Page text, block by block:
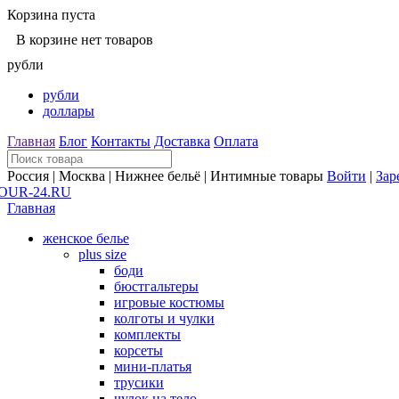
Корзина пуста
В корзине нет товаров
рубли
рубли
доллары
Главная Блог Контакты Доставка Оплата
Россия | Москва | Нижнее бельё | Интимные товары Войти |
Главная
женское белье
plus size
боди
бюстгальтеры
игровые костюмы
колготы и чулки
комплекты
корсеты
мини-платья
трусики